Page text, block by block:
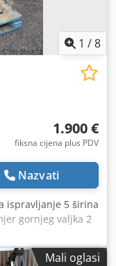
1 /8
1.900 €
fiksna cijena plus PDV
Nazvati
ispravljanje 5 širina
gornjeg valjka 2
3 Donje valjke
Mali oglasi